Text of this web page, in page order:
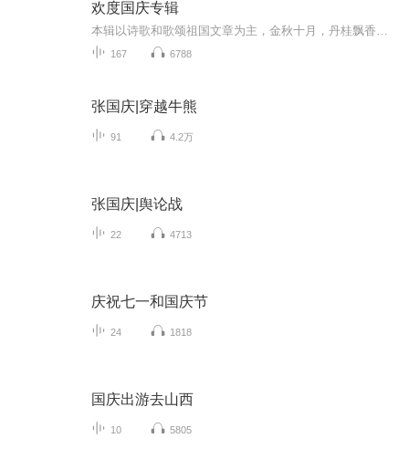
欢度国庆专辑
167 6788
张国庆|穿越牛熊
91 4.2万
张国庆|舆论战
22 4713
庆祝七一和国庆节
24 1818
国庆出游去山西
10 5805